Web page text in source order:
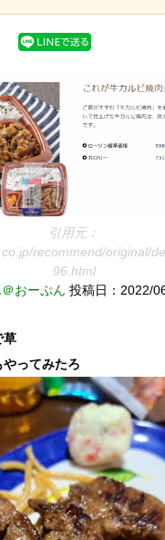
引用元：
recommend/original/
96.html
おーぷん 投稿日：2022/
草